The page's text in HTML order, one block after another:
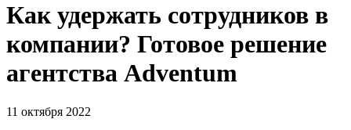
Как удержать сотрудников в
компании? Готовое решение
агентства Adventum
11 октября 2022